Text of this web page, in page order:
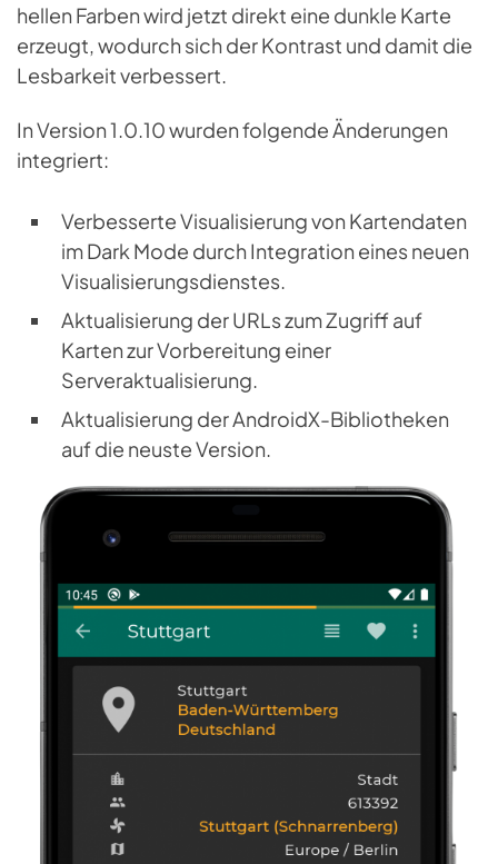
hellen Farben wird jetzt direkt eine dunkle Karte
erzeugt, wodurch sich der Kontrast und damit die
Lesbarkeit verbessert.
In Version 1.0.10 wurden folgende Änderungen
integriert:
Verbesserte Visualisierung von Kartendaten
im Dark Mode durch Integration eines neuen
Visualisierungsdienstes.
Aktualisierung der URLs zum Zugriff auf
Karten zur Vorbereitung einer
Serveraktualisierung.
Aktualisierung der AndroidX-Bibliotheken
auf die neuste Version.